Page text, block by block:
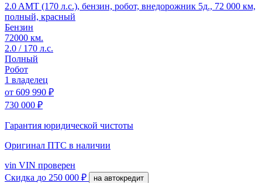
2.0 AMT (170 л.с.), бензин, робот, внедорожник 5д., 72 000 км,
полный, красный
Бензин
72000 км.
2.0 / 170 л.с.
Полный
Робот
1 владелец
от 609 990 ₽
730 000 ₽
Гарантия юридической чистоты
Оригинал ПТС в наличии
vin VIN проверен
Скидка до 250 000 ₽ на автокредит